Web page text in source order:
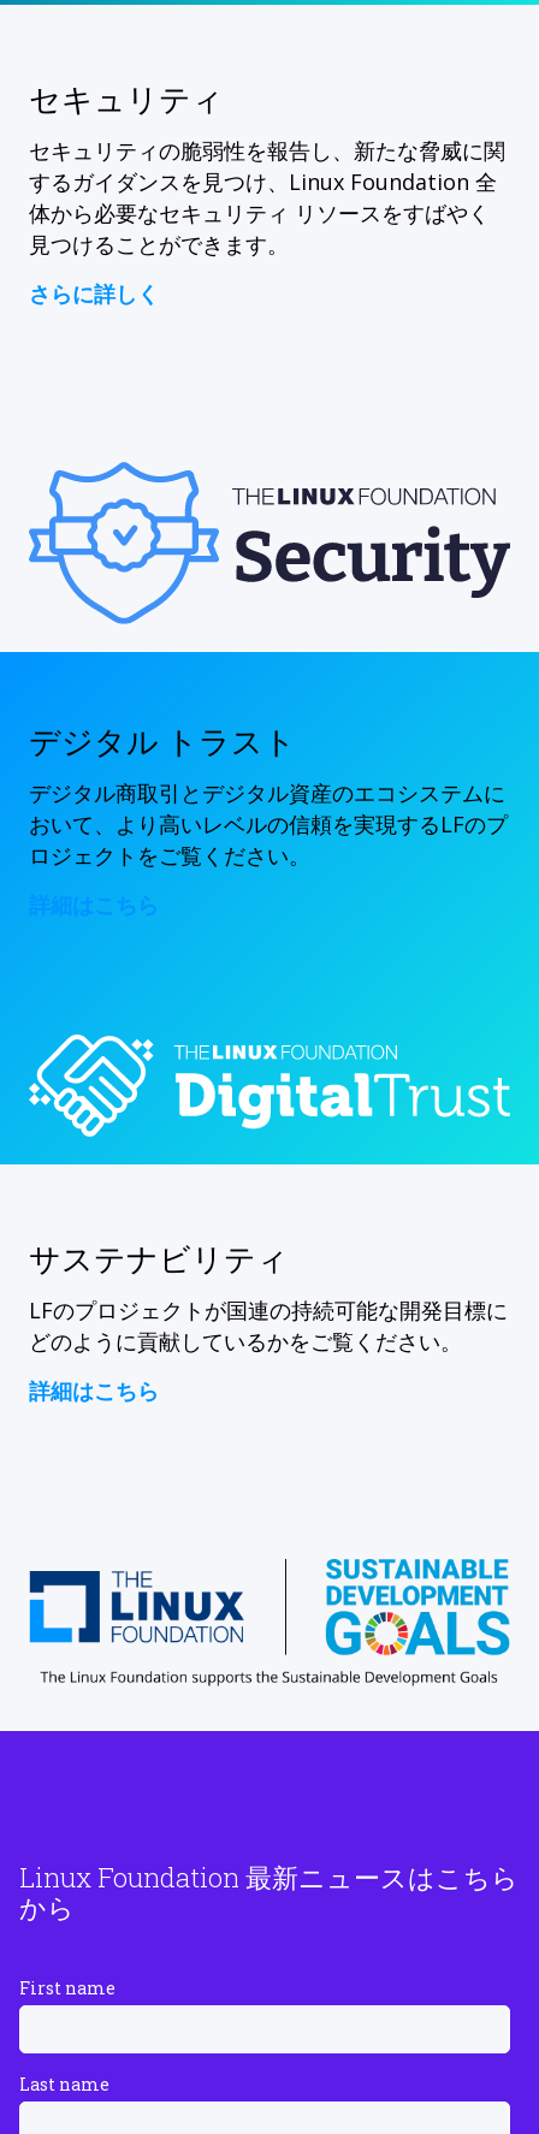
セキュリティ
セキュリティの脆弱性を報告し、新たな脅威に関
するガイダンスを見つけ、Linux Foundation 全
体から必要なセキュリティ リソースをすばやく
見つけることができます。
さらに詳しく
デジタル トラスト
デジタル商取引とデジタル資産のエコシステムに
おいて、より高いレベルの信頼を実現するLFのプ
ロジェクトをご覧ください。
詳細はこちら
サステナビリティ
LFのプロジェクトが国連の持続可能な開発目標に
どのように貢献しているかをご覧ください。
詳細はこちら
Linux Foundation 最新ニュースはこちら
から
First name
Last name